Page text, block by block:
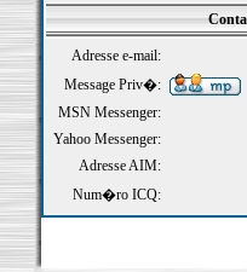
Adresse e-mail:
Message Priv�:
MSN Messenger:
Yahoo Messenger:
Adresse AIM:
Num�ro ICQ: